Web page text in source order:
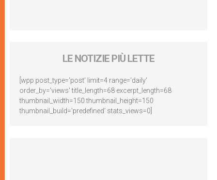
LE NOTIZIE PIÙ LETTE
[wpp post_type='post' limit=4 range='daily'
order_by='views' title_length=68 excerpt_length=68
thumbnail_width=150 thumbnail_height=150
thumbnail_build='predefined' stats_views=0]